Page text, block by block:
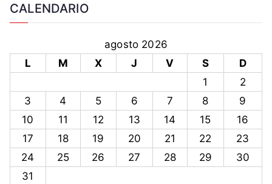
CALENDARIO
agosto 2026
L
M X J V S
D
1
2
3
4 5 6 7 8
9
10
11 12 13 14 15
16
17
18 19 20 21 22
23
24
25 26 27 28 29
30
31